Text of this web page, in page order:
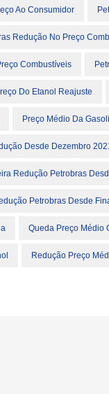
Ao Consumidor
Redução No Preço
Combustíveis
Do Etanol Reajuste
Preço Médio Da
Desde Dezembro
Redução Petrobras
Petrobras Desde
Queda Preço Médio
Redução Preço